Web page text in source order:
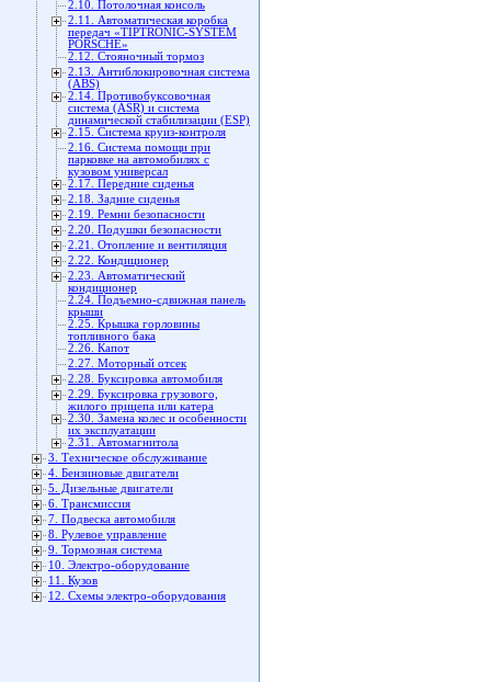
2.10. Потолочная консоль
2.11. Автоматическая коробка
передач «TIPTRONIC-SYSTEM
PORSCHE»
2.12. Стояночный тормоз
2.13. Антиблокировочная система
(ABS)
2.14. Противобуксовочная
система (ASR) и система
динамической стабилизации (ESP)
2.15. Система круиз-контроля
2.16. Система помощи при
парковке на автомобилях с
кузовом универсал
2.17. Передние сиденья
2.18. Задние сиденья
2.19. Ремни безопасности
2.20. Подушки безопасности
2.21. Отопление и вентиляция
2.22. Кондиционер
2.23. Автоматический
кондиционер
2.24. Подъемно-сдвижная панель
крыши
2.25. Крышка горловины
топливного бака
2.26. Капот
2.27. Моторный отсек
2.28. Буксировка автомобиля
2.29. Буксировка грузового,
жилого прицепа или катера
2.30. Замена колес и особенности
их эксплуатации
2.31. Автомагнитола
3. Техническое обслуживание
4. Бензиновые двигатели
5. Дизельные двигатели
6. Трансмиссия
7. Подвеска автомобиля
8. Рулевое управление
9. Тормозная система
10. Электро-оборудование
11. Кузов
12. Схемы электро-оборудования